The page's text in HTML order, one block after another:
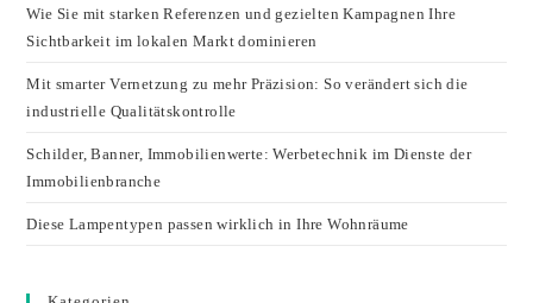
Wie Sie mit starken Referenzen und gezielten Kampagnen Ihre
Sichtbarkeit im lokalen Markt dominieren
Mit smarter Vernetzung zu mehr Präzision: So verändert sich die
industrielle Qualitätskontrolle
Schilder, Banner, Immobilienwerte: Werbetechnik im Dienste der
Immobilienbranche
Diese Lampentypen passen wirklich in Ihre Wohnräume